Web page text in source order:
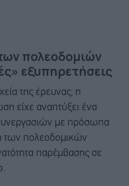
πολεοδομιών
εξυπηρετήσεις
της έρευνας, η
είχε αναπτύξει ένα
με πρόσωπα
των πολεοδομικών
παρέμβασης σε